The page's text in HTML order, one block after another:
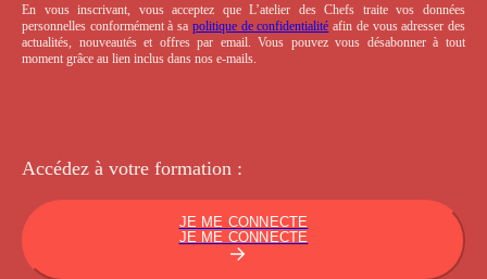
En vous inscrivant, vous acceptez que L’atelier des Chefs traite vos données
personnelles conformément à sa politique de confidentialité afin de vous adresser des
actualités, nouveautés et offres par email. Vous pouvez vous désabonner à tout
moment grâce au lien inclus dans nos e-mails.
Accédez à votre formation :
JE ME CONNECTE
JE ME CONNECTE